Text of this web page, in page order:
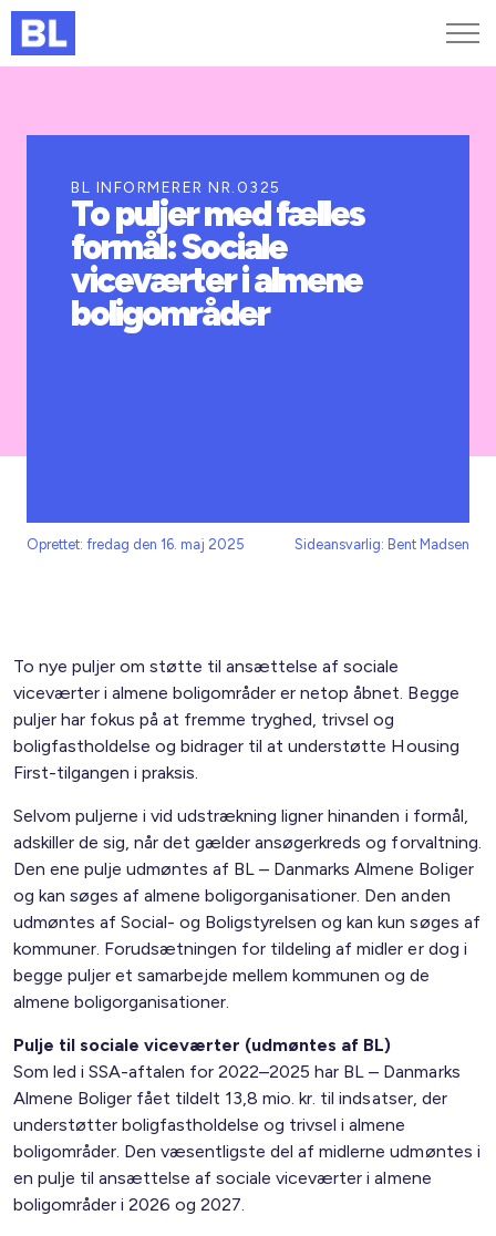
Kurser og arrangementer
Jobportalen
BL INFORMERER NR.0325
To puljer med fælles
formål: Sociale
viceværter i almene
boligområder
Oprettet: fredag den 16. maj 2025 Sideansvarlig: Bent Madsen
To nye puljer om støtte til ansættelse af sociale
viceværter i almene boligområder er netop åbnet. Begge
puljer har fokus på at fremme tryghed, trivsel og
boligfastholdelse og bidrager til at understøtte Housing
First-tilgangen i praksis.
Selvom puljerne i vid udstrækning ligner hinanden i formål,
adskiller de sig, når det gælder ansøgerkreds og forvaltning.
Den ene pulje udmøntes af BL – Danmarks Almene Boliger
og kan søges af almene boligorganisationer. Den anden
udmøntes af Social- og Boligstyrelsen og kan kun søges af
kommuner. Forudsætningen for tildeling af midler er dog i
begge puljer et samarbejde mellem kommunen og de
almene boligorganisationer.
Pulje til sociale viceværter (udmøntes af BL)
Som led i SSA-aftalen for 2022–2025 har BL – Danmarks
Almene Boliger fået tildelt 13,8 mio. kr. til indsatser, der
understøtter boligfastholdelse og trivsel i almene
boligområder. Den væsentligste del af midlerne udmøntes i
en pulje til ansættelse af sociale viceværter i almene
boligområder i 2026 og 2027.